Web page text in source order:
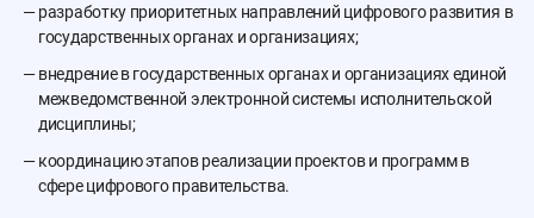
разработку приоритетных направлений цифрового развития в
государственных органах и организациях;
внедрение в государственных органах и организациях единой
межведомственной электронной системы исполнительской
дисциплины;
координацию этапов реализации проектов и программ в
сфере цифрового правительства.